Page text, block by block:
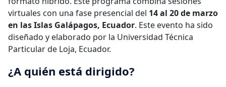
virtuales con una fase presencial del 14 al 20 de marzo
en las Islas Galápagos, Ecuador. Este evento ha sido
diseñado y elaborado por la Universidad Técnica
Particular de Loja, Ecuador.
¿A quién está dirigido?